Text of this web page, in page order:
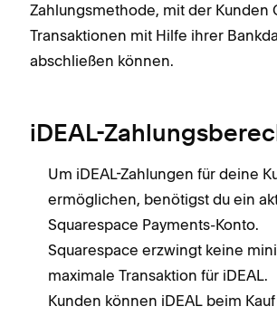
Zahlungsmethode, mit der Kunden
Transaktionen mit Hilfe ihrer
abschließen können.
iDEAL-
Um iDEAL-Zahlungen für deine
ermöglichen, benötigst du ein
Squarespace Payments-Konto.
Squarespace erzwingt keine
maximale Transaktion für iDEAL.
Kunden können iDEAL beim